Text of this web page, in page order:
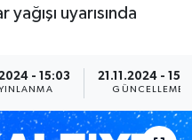
yağışı uyarısında
- 15:03 21.11.2024 -
GÜNCELLEME